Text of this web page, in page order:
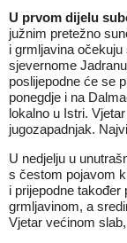
U prvom dijelu
južnim pretežno
i grmljavina
sjevernome
poslijepodne će se
ponegdje i na
lokalno u Istri.
jugozapadnjak.
U nedjelju u
s čestom pojavom
i prijepodne
grmljavinom, a
Vjetar većinom